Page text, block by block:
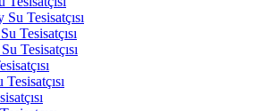
Tesisatçısı
Tesisatçısı
Tesisatçısı